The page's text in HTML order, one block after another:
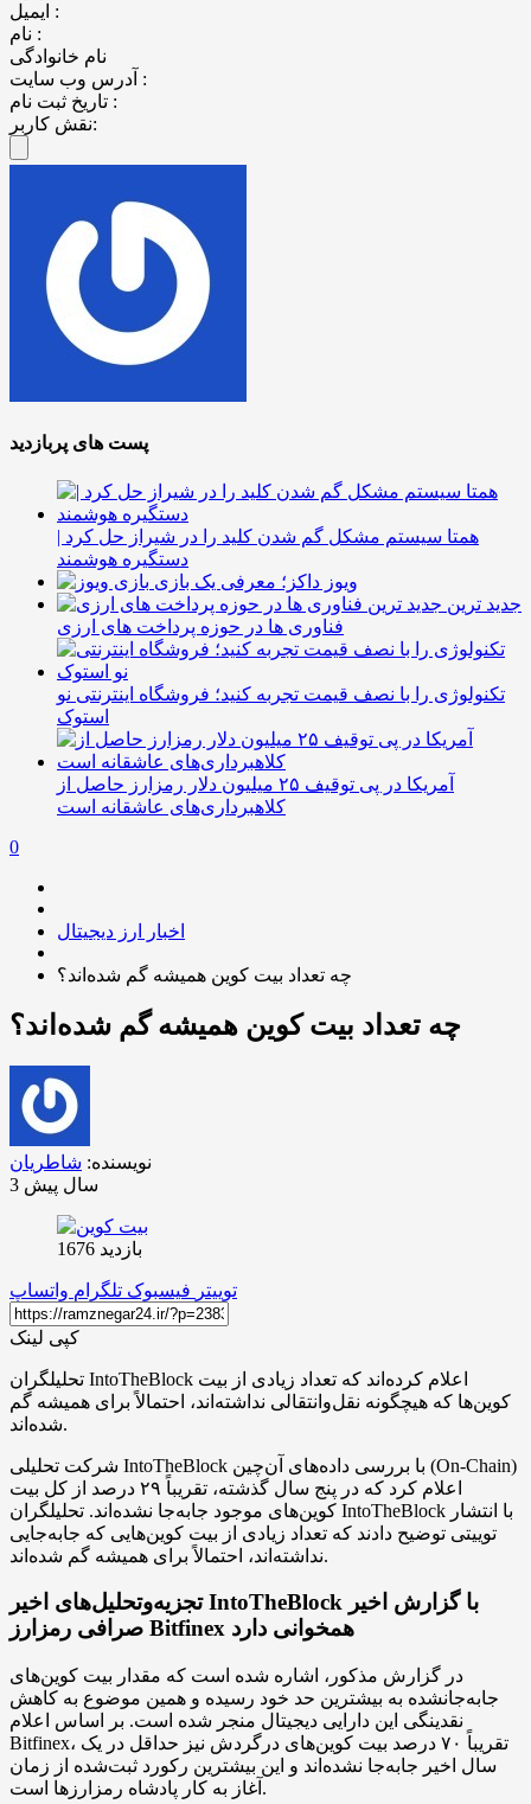
ایمیل :
نام :
نام خانوادگی
آدرس وب سایت :
تاریخ ثبت نام :
نقش کاربر:
پست های پربازدید
همتا سیستم مشکل گم شدن کلید را در شیراز حل کرد |
دستگیره هوشمند
ویوز داکز؛ معرفی یک بازی
جدید ترین
فناوری ها در حوزه پرداخت های ارزی
تکنولوژی را با نصف قیمت تجربه کنید؛ فروشگاه اینترنتی نو
استوک
آمریکا در پی توقیف ۲۵ میلیون دلار رمزارز حاصل از
کلاهبرداری‌های عاشقانه است
0
اخبار ارز دیجیتال
چه تعداد بیت کوین همیشه گم شده‌اند؟
چه تعداد بیت کوین همیشه گم شده‌اند؟
نویسنده: شاطریان
3 سال پیش
بازدید 1676
توییتر فیسبوک تلگرام واتساپ
کپی لینک
تحلیلگران IntoTheBlock اعلام کرده‌اند که تعداد زیادی از بیت
کوین‌ها که هیچگونه نقل‌وانتقالی نداشته‌اند، احتمالاً برای همیشه گم
شده‌اند.
شرکت تحلیلی IntoTheBlock با بررسی داده‌های آن‌چین (On-Chain)
اعلام کرد که در پنج سال گذشته، تقریباً ۲۹ درصد از کل بیت
کوین‌های موجود جابه‌جا نشده‌اند. تحلیلگران IntoTheBlock با انتشار
توییتی توضیح دادند که تعداد زیادی از بیت کوین‌هایی که جابه‌جایی
نداشته‌اند، احتمالاً برای همیشه گم شده‌اند.
تجزیه‌وتحلیل‌های اخیر IntoTheBlock با گزارش اخیر
صرافی رمزارز Bitfinex همخوانی دارد
در گزارش مذکور، اشاره شده است که مقدار بیت کوین‌های
جابه‌جا‌نشده به بیشترین حد خود رسیده و همین موضوع به کاهش
نقدینگی این دارایی دیجیتال منجر شده است. بر اساس اعلام
Bitfinex، تقریباً ۷۰ درصد بیت کوین‌های درگردش نیز حداقل در یک‌
سال اخیر جابه‌جا نشده‌اند و این بیشترین رکورد ثبت‌شده از زمان
آغاز به‌ کار پادشاه رمزارزها است.